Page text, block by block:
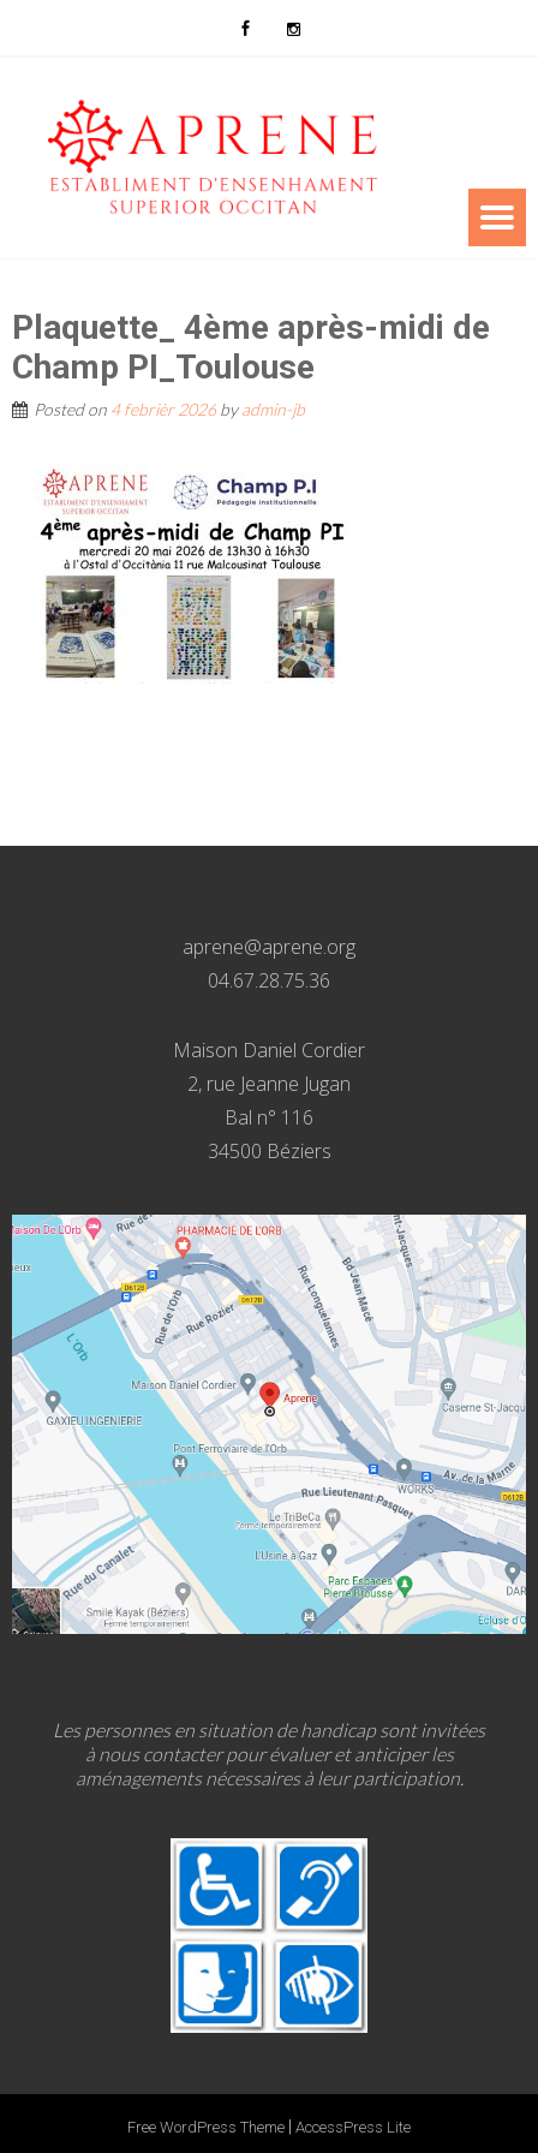
Plaquette_ 4ème après-midi de
Champ PI_Toulouse
Posted on 4 febrièr 2026byadmin-jb
aprene@aprene.org
04.67.28.75.36
Maison Daniel Cordier
2, rue Jeanne Jugan
Bal n° 116
34500 Béziers
Les personnes en situation de handicap sont invitées
à nous contacter pour évaluer et anticiper les
aménagements nécessaires à leur participation.
Free WordPress Theme | AccessPress Lite